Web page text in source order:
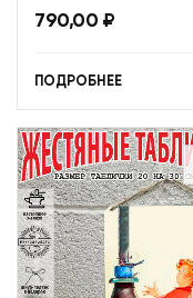
790,00 ₽
ПОДРОБНЕЕ